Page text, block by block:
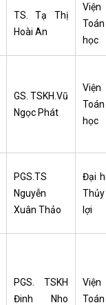
TS. Tạ Thị
Hoài An
Viện
Toán
học
GS. TSKH.Vũ
Ngọc Phát
Viện
Toán
học
PGS.TS
Nguyễn
Xuân Thảo
Đại
Thủy
lợi
PGS. TSKH
Đinh Nho
Viện
Toán